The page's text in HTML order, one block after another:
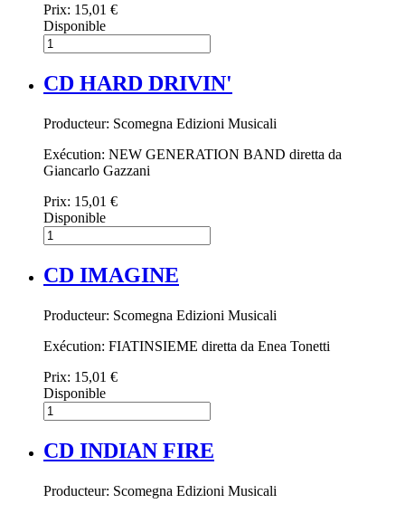
Prix: 15,01 €
Disponible
CD HARD DRIVIN'
Producteur: Scomegna Edizioni Musicali
Exécution: NEW GENERATION BAND diretta da
Giancarlo Gazzani
Prix: 15,01 €
Disponible
CD IMAGINE
Producteur: Scomegna Edizioni Musicali
Exécution: FIATINSIEME diretta da Enea Tonetti
Prix: 15,01 €
Disponible
CD INDIAN FIRE
Producteur: Scomegna Edizioni Musicali